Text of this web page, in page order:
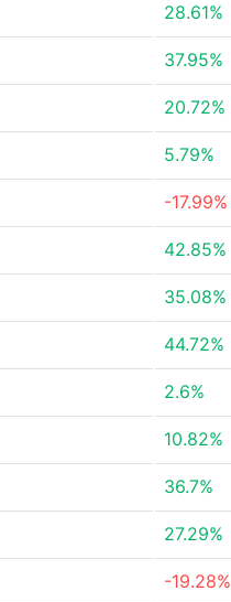
28.61%
37.95%
20.72%
5.79%
-17.99%
42.85%
35.08%
44.72%
2.6%
10.82%
36.7%
27.29%
-19.28%